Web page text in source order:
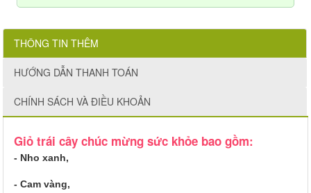
THÔNG TIN THÊM
HƯỚNG DẪN THANH TOÁN
CHÍNH SÁCH VÀ ĐIỀU KHOẢN
Giỏ trái cây chúc mừng sức khỏe bao gồm:
- Nho xanh,
- Cam vàng,